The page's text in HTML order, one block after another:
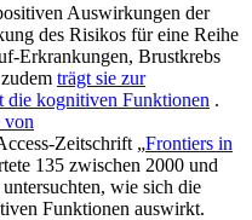
Auswirkungen der
des Risikos für eine Reihe
Erkrankungen, Brustkrebs
trägt sie zur
die kognitiven Funktionen .
von
Zeitschrift „Frontiers in
135 zwischen 2000 und
wie sich die
Funktionen auswirkt.